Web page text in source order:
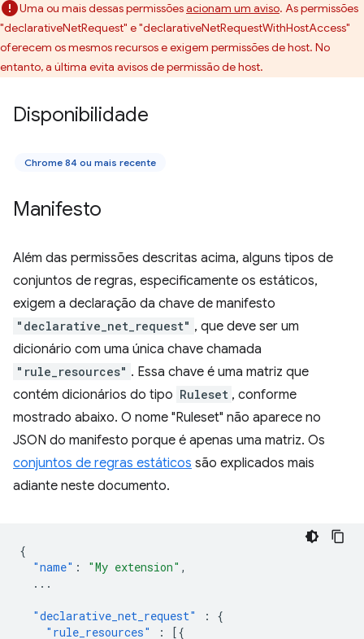
Uma ou mais dessas permissõesacionam um aviso. As permissões
"declarativeNetRequest" e "declarativeNetRequestWithHostAccess"
oferecem os mesmos recursos e exigem permissões de host. No
entanto, a última evita avisos de permissão de host.
Disponibilidade
Chrome 84 ou mais recente
Manifesto
Além das permissões descritas acima, alguns tipos de
conjuntos de regras, especificamente os estáticos,
exigem a declaração da chave de manifesto
"declarative_net_request" , que deve ser um
dicionário com uma única chave chamada
"rule_resources" . Essa chave é uma matriz que
contém dicionários do tipo Ruleset , conforme
mostrado abaixo. O nome "Ruleset" não aparece no
JSON do manifesto porque é apenas uma matriz. Os
conjuntos de regras estáticos são explicados mais
adiante neste documento.
{
"name" : "My extension" ,
...
"declarative_net_request" :
{
"rule_resources"
:
[{